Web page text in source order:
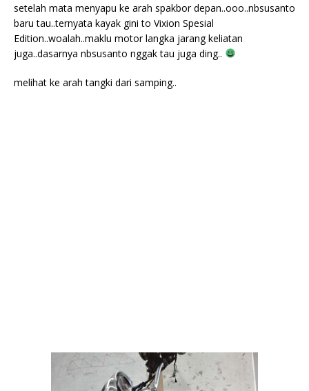
setelah mata menyapu ke arah spakbor depan..ooo..nbsusanto
baru tau..ternyata kayak gini to Vixion Spesial
Edition..woalah..maklu motor langka jarang keliatan
juga..dasarnya nbsusanto nggak tau juga ding..
melihat ke arah tangki dari samping..